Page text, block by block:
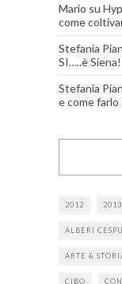
Mario su
come
Stefania
SI…..è Siena!
Stefania
e come
2012 2013
ALBERI
ARTE &
CIBO